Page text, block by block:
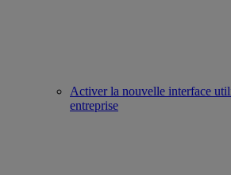
Activer la nouvelle interface
entreprise